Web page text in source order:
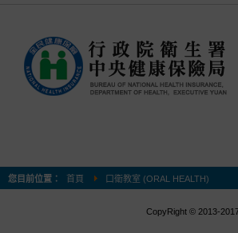
您目前位置： 首頁 口衛教室 (ORAL HEALTH)
CopyRight © 2013-